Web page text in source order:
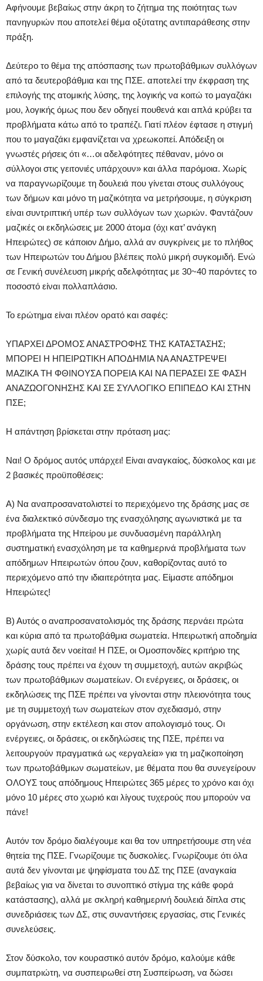
Αφήνουμε βεβαίως στην άκρη το ζήτημα της ποιότητας των
πανηγυριών που αποτελεί θέμα οξύτατης αντιπαράθεσης στην
πράξη.
Δεύτερο το θέμα της απόσπασης των πρωτοβάθμιων συλλόγων
από τα δευτεροβάθμια και της ΠΣΕ. αποτελεί την έκφραση της
επιλογής της ατομικής λύσης, της λογικής να κοιτώ το μαγαζάκι
μου, λογικής όμως που δεν οδηγεί πουθενά και απλά κρύβει τα
προβλήματα κάτω από το τραπέζι. Γιατί πλέον έφτασε η στιγμή
που το μαγαζάκι εμφανίζεται να χρεωκοπεί. Απόδειξη οι
γνωστές ρήσεις ότι «…οι αδελφότητες πέθαναν, μόνο οι
σύλλογοι στις γειτονιές υπάρχουν» και άλλα παρόμοια. Χωρίς
να παραγνωρίζουμε τη δουλειά που γίνεται στους συλλόγους
των δήμων και μόνο τη μαζικότητα να μετρήσουμε, η σύγκριση
είναι συντριπτική υπέρ των συλλόγων των χωριών. Φαντάζουν
μαζικές οι εκδηλώσεις με 2000 άτομα (όχι κατ’ ανάγκη
Ηπειρώτες) σε κάποιον Δήμο, αλλά αν συγκρίνεις με το πλήθος
των Ηπειρωτών του Δήμου βλέπεις πολύ μικρή συγκομιδή. Ενώ
σε Γενική συνέλευση μικρής αδελφότητας με 30~40 παρόντες το
ποσοστό είναι πολλαπλάσιο.
Το ερώτημα είναι πλέον ορατό και σαφές:
ΥΠΑΡΧΕΙ ΔΡΟΜΟΣ ΑΝΑΣΤΡΟΦΗΣ ΤΗΣ ΚΑΤΑΣΤΑΣΗΣ;
ΜΠΟΡΕΙ Η ΗΠΕΙΡΩΤΙΚΗ ΑΠΟΔΗΜΙΑ ΝΑ ΑΝΑΣΤΡΕΨΕΙ
ΜΑΖΙΚΑ ΤΗ ΦΘΙΝΟΥΣΑ ΠΟΡΕΙΑ ΚΑΙ ΝΑ ΠΕΡΑΣΕΙ ΣΕ ΦΑΣΗ
ΑΝΑΖΩΟΓΟΝΗΣΗΣ ΚΑΙ ΣΕ ΣΥΛΛΟΓΙΚΟ ΕΠΙΠΕΔΟ ΚΑΙ ΣΤΗΝ
ΠΣΕ;
Η απάντηση βρίσκεται στην πρόταση μας:
Ναι! Ο δρόμος αυτός υπάρχει! Είναι αναγκαίος, δύσκολος και με
2 βασικές προϋποθέσεις:
Α) Να αναπροσανατολιστεί το περιεχόμενο της δράσης μας σε
ένα διαλεκτικό σύνδεσμο της ενασχόλησης αγωνιστικά με τα
προβλήματα της Ηπείρου με συνδυασμένη παράλληλη
συστηματική ενασχόληση με τα καθημερινά προβλήματα των
απόδημων Ηπειρωτών όπου ζουν, καθορίζοντας αυτό το
περιεχόμενο από την ιδιαιτερότητα μας. Είμαστε απόδημοι
Ηπειρώτες!
Β) Αυτός ο αναπροσανατολισμός της δράσης περνάει πρώτα
και κύρια από τα πρωτοβάθμια σωματεία. Ηπειρωτική αποδημία
χωρίς αυτά δεν νοείται! Η ΠΣΕ, οι Ομοσπονδίες κριτήριο της
δράσης τους πρέπει να έχουν τη συμμετοχή, αυτών ακριβώς
των πρωτοβάθμιων σωματείων. Οι ενέργειες, οι δράσεις, οι
εκδηλώσεις της ΠΣΕ πρέπει να γίνονται στην πλειονότητα τους
με τη συμμετοχή των σωματείων στον σχεδιασμό, στην
οργάνωση, στην εκτέλεση και στον απολογισμό τους. Οι
ενέργειες, οι δράσεις, οι εκδηλώσεις της ΠΣΕ, πρέπει να
λειτουργούν πραγματικά ως «εργαλεία» για τη μαζικοποίηση
των πρωτοβάθμιων σωματείων, με θέματα που θα συνεγείρουν
ΟΛΟΥΣ τους απόδημους Ηπειρώτες 365 μέρες το χρόνο και όχι
μόνο 10 μέρες στο χωριό και λίγους τυχερούς που μπορούν να
πάνε!
Αυτόν τον δρόμο διαλέγουμε και θα τον υπηρετήσουμε στη νέα
θητεία της ΠΣΕ. Γνωρίζουμε τις δυσκολίες. Γνωρίζουμε ότι όλα
αυτά δεν γίνονται με ψηφίσματα του ΔΣ της ΠΣΕ (αναγκαία
βεβαίως για να δίνεται το συνοπτικό στίγμα της κάθε φορά
κατάστασης), αλλά με σκληρή καθημερινή δουλειά δίπλα στις
συνεδριάσεις των ΔΣ, στις συναντήσεις εργασίας, στις Γενικές
συνελεύσεις.
Στον δύσκολο, τον κουραστικό αυτόν δρόμο, καλούμε κάθε
συμπατριώτη, να συσπειρωθεί στη Συσπείρωση, να δώσει